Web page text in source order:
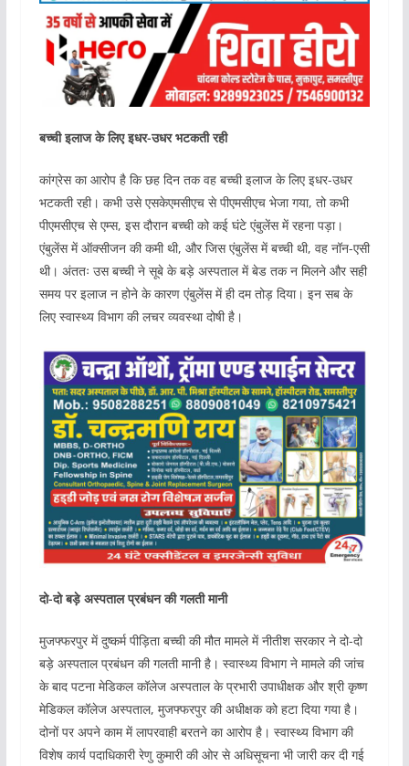
बच्ची इलाज के लिए इधर-उधर भटकती रही
कांग्रेस का आरोप है कि छह दिन तक वह बच्ची इलाज के लिए इधर-उधर
भटकती रही। कभी उसे एसकेएमसीएच से पीएमसीएच भेजा गया, तो कभी
पीएमसीएच से एम्स, इस दौरान बच्ची को कई घंटे एंबुलेंस में रहना पड़ा।
एंबुलेंस में ऑक्सीजन की कमी थी, और जिस एंबुलेंस में बच्ची थी, वह नॉन-एसी
थी। अंततः उस बच्ची ने सूबे के बड़े अस्पताल में बेड तक न मिलने और सही
समय पर इलाज न होने के कारण एंबुलेंस में ही दम तोड़ दिया। इन सब के
लिए स्वास्थ्य विभाग की लचर व्यवस्था दोषी है।
दो-दो बड़े अस्पताल प्रबंधन की गलती मानी
मुजफ्फरपुर में दुष्कर्म पीड़िता बच्ची की मौत मामले में नीतीश सरकार ने दो-दो
बड़े अस्पताल प्रबंधन की गलती मानी है। स्वास्थ्य विभाग ने मामले की जांच
के बाद पटना मेडिकल कॉलेज अस्पताल के प्रभारी उपाधीक्षक और श्री कृष्ण
मेडिकल कॉलेज अस्पताल, मुजफ्फरपुर की अधीक्षक को हटा दिया गया है।
दोनों पर अपने काम में लापरवाही बरतने का आरोप है। स्वास्थ्य विभाग की
विशेष कार्य पदाधिकारी रेणु कुमारी की ओर से अधिसूचना भी जारी कर दी गई